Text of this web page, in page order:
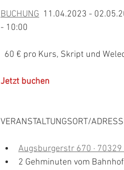
BUCHUNG
11.04.2023 -
- 10:00
60 € pro Kurs, Skript und
Jetzt buchen
VERANSTALTUNGSORT/
Augsburgerstr 670 ·
2 Gehminuten vom Bahnhof